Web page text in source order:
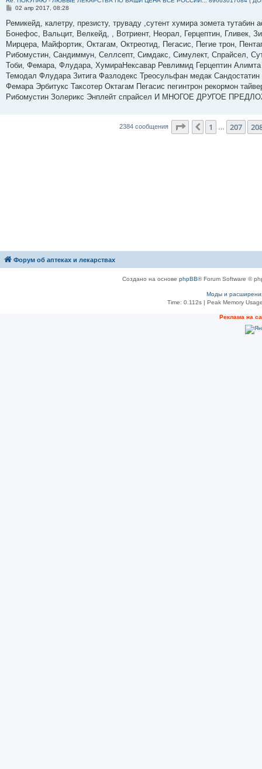
С
о
щ
е
и
е
02 апр 2017, 08:28
Ремикейд, калетру, презисту, труваду ,сутент хумира зомета
Бонефос, Вальцит, Велкейд, , Вотриент, Неорал, Герцептин, Гливек,
Мирцера, Майфортик, Октагам, Октреотид, Пегасис, Пегие трон,
Рибомустин, Сандиммун, Селлсепт, Симдакс, Симулект, Спрайсел,
Тоби, Фемара, Флудара, ХумираНексавар Ревлимид Герцептин
Темодал Флудара Зитига Фазлодекс Треосульфан медак
Фемара Эрбитукс Таксотер Октагам Пегасис пегинтрон рекормон
Рибомустин Золерикс Энплейт спрайсел И МНОГОЕ ДРУГОЕ
2384 сообщения Страница 209из
Пред.
1 207
Форум об аптеках и лекарствах
Создано на основе phpBB® Forum Software ©
Моды и
Time: 0.112s | Peak Memory
Рeклама на